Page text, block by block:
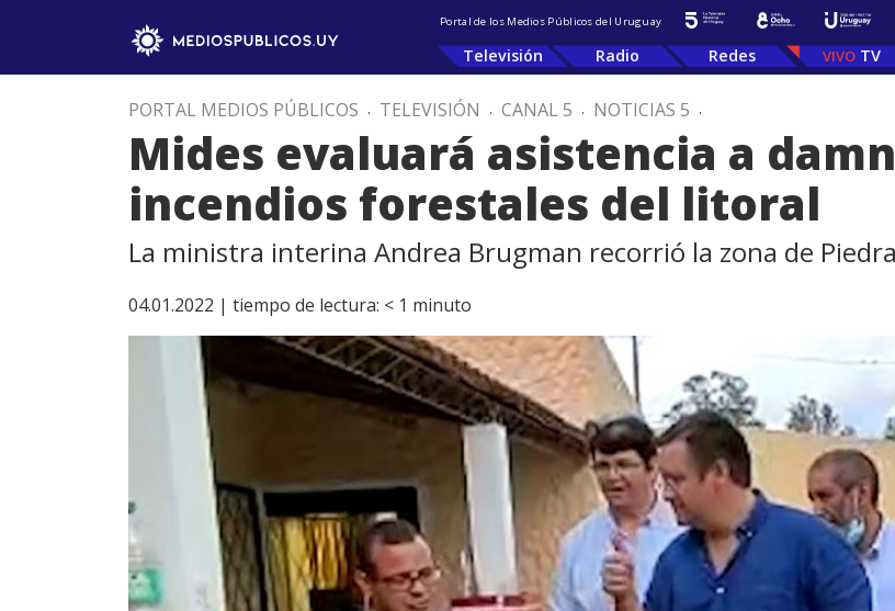
Portal de los Medios Públicos del Uruguay
Televisión Radio Redes TV
PORTAL MEDIOS PÚBLICOS . TELEVISIÓN . CANAL 5 . NOTICIAS 5 .
Mides evaluará asistencia a
incendios forestales del litoral
La ministra interina Andrea Brugman recorrió la zona de
04.01.2022 | tiempo de lectura: < 1 minuto